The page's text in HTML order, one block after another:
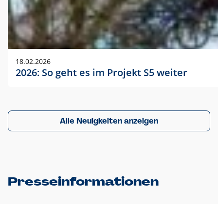
18.02.2026
2026: So geht es im Projekt S5 weiter
Alle Neuigkeiten anzeigen
Presseinformationen